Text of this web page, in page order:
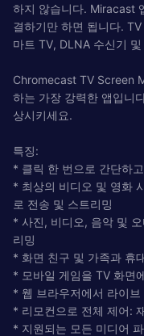
하지 않습니다. Miracast
결하기만 하면 됩니다.
마트 TV, DLNA 수신기
Chromecast TV Screen
하는 가장 강력한 앱입니
상시키세요.
특징:
* 클릭 한 번으로 간단하
* 최상의 비디오 및 영화
로 전송 및 스트리밍
* 사진, 비디오, 음악 및
리밍
* 화면 친구 및 가족과 휴
* 모바일 게임을 TV 화면
* 웹 브라우저에서 라이
* 리모컨으로 전체 제어:
* 지원되는 모든 미디어